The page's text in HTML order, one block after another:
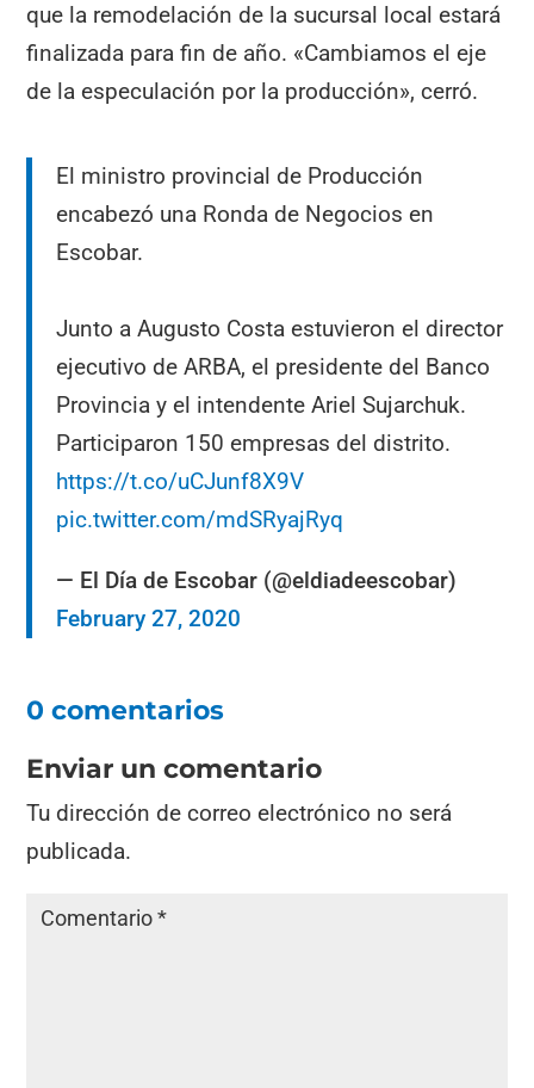
que la remodelación de la sucursal local estará
finalizada para fin de año. «Cambiamos el eje
de la especulación por la producción», cerró.
El ministro provincial de Producción
encabezó una Ronda de Negocios en
Escobar.
Junto a Augusto Costa estuvieron el director
ejecutivo de ARBA, el presidente del Banco
Provincia y el intendente Ariel Sujarchuk.
Participaron 150 empresas del distrito.
https://t.co/uCJunf8X9V
pic.twitter.com/mdSRyajRyq
— El Día de Escobar (@eldiadeescobar)
February 27, 2020
0 comentarios
Enviar un comentario
Tu dirección de correo electrónico no será
publicada.